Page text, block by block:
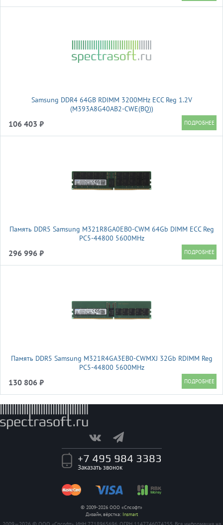
Samsung DDR4 64GB RDIMM 3200MHz ECC Reg 1.2V
(M393A8G40AB2-CWE(BQ))
106 403 ₽
Память DDR5 Samsung M321R8GA0EB0-CWM 64Gb DIMM ECC Reg
PC5-44800 5600MHz
296 996 ₽
Память DDR5 Samsung M321R4GA3EB0-CWMXJ 32Gb RDIMM Reg
PC5-44800 5600MHz
130 806 ₽
+7 495 984 3383
Заказать звонок
© 2009-2026 ООО «Спсофт»
Дизайн, вёрстка: Insmart